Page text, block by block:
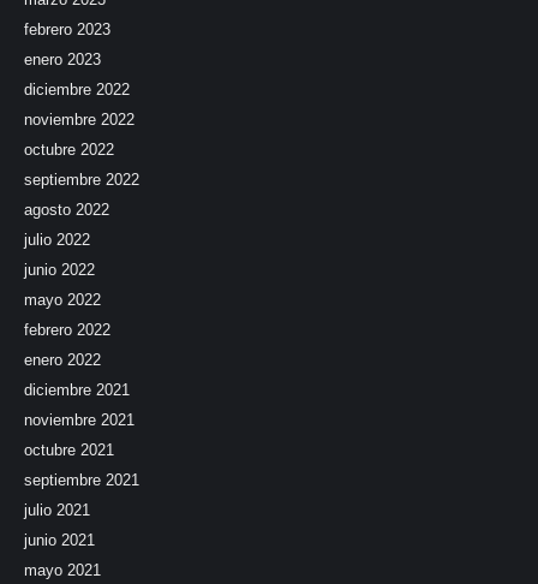
febrero 2023
enero 2023
diciembre 2022
noviembre 2022
octubre 2022
septiembre 2022
agosto 2022
julio 2022
junio 2022
mayo 2022
febrero 2022
enero 2022
diciembre 2021
noviembre 2021
octubre 2021
septiembre 2021
julio 2021
junio 2021
mayo 2021